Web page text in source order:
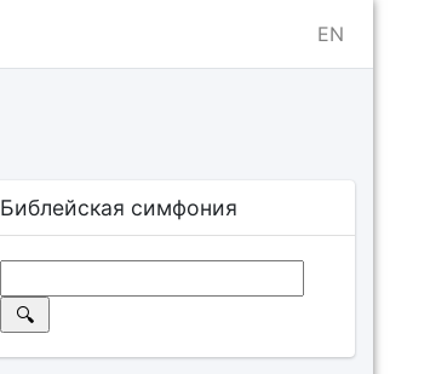
EN
Библейская симфония